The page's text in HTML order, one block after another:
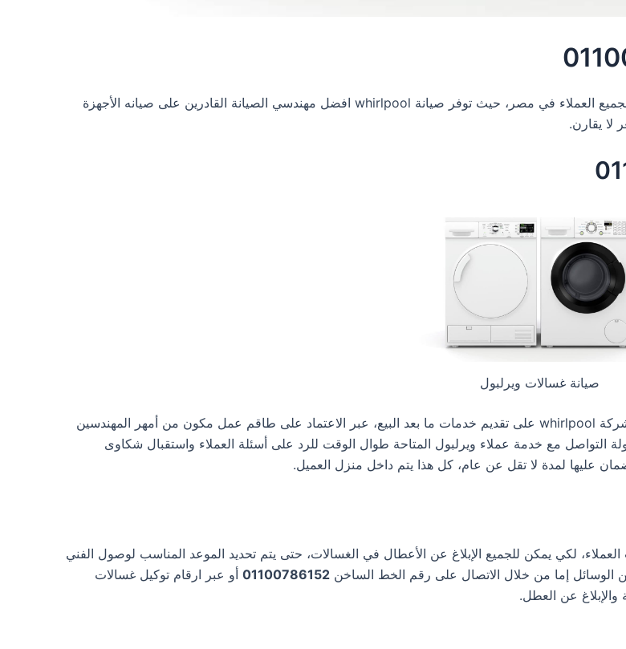
من أفضل الأقسام التي يقدمها توكيل ويرلبول لجميع العملاء في مصر، حيث توفر صيانة whirlpool افضل مهندسي الصيانة القادرين على صيانه الأجهزة
صيانة غسالات ويرلبول
غسالات اوتوماتيك ويرلبول من الأجهزة الأكثر رواجاً في مصر، حيث تحرص شركة whirlpool على تقديم خدمات ما بعد البيع، عبر الاعتماد على طاقم عمل مكون من أمهر المهندسين
التواصل مع خدمة عملاء ويرلبول المتاحة طوال الوقت للرد على أسئلة العملاء واستقبال شكاوى
ضمان عليها لمدة لا تقل عن عام، كل هذا يتم داخل منزل العميل.
لكي يمكن للجميع الإبلاغ عن الأعطال في الغسالات، حتى يتم تحديد الموعد المناسب لوصول الفني
الوسائل إما من خلال الاتصال على رقم الخط الساخن 01100786152 أو عبر ارقام توكيل غسالات
عن العطل.